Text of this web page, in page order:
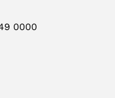
0000